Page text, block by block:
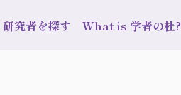
研究者を探す What is 学者の杜?